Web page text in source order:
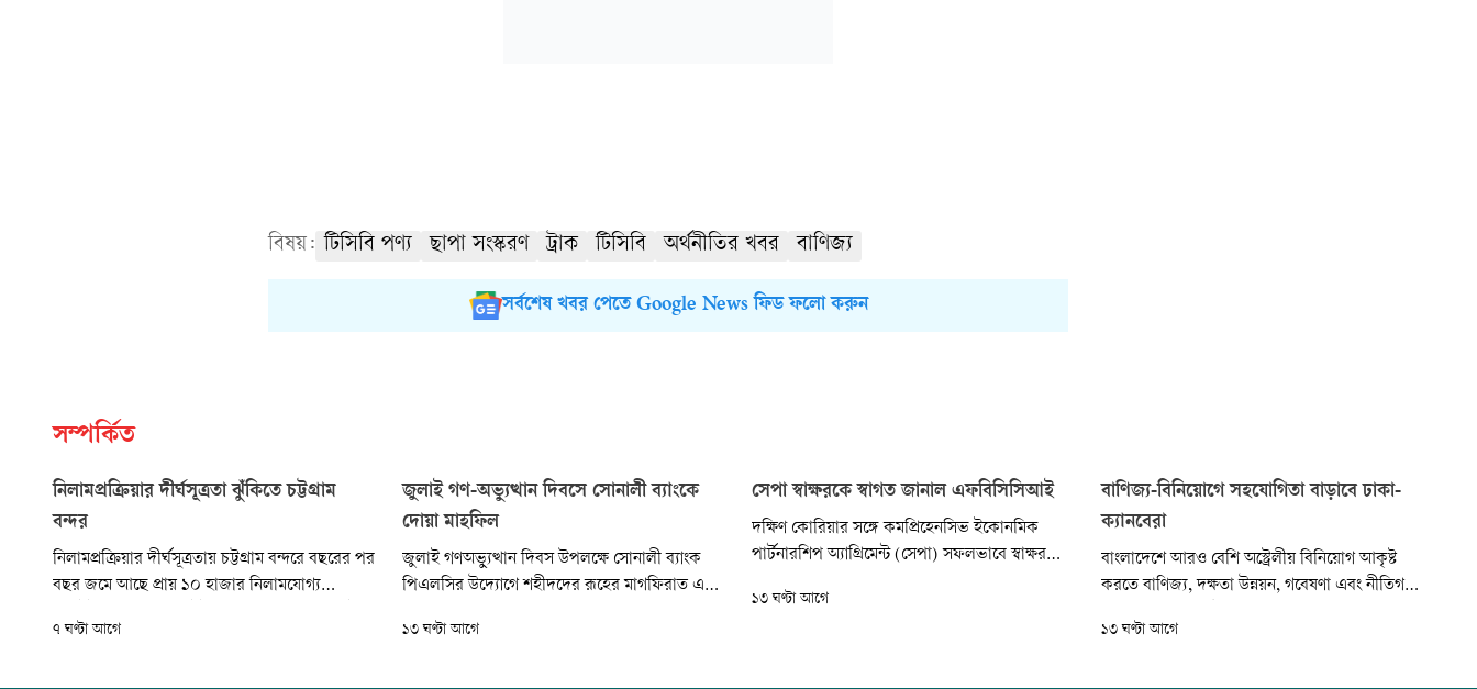
বিষয়: টিসিবি পণ্য ছাপা সংস্করণ ট্রাক টিসিবি অর্থনীতির খবর বাণিজ্য
সর্বশেষ খবর পেতে Google News ফিড ফলো করুন
সম্পর্কিত
নিলামপ্রক্রিয়ার দীর্ঘসূত্রতা ঝুঁকিতে চট্টগ্রাম
বন্দর
নিলামপ্রক্রিয়ার দীর্ঘসূত্রতায় চট্টগ্রাম বন্দরে বছরের পর
বছর জমে আছে প্রায় ১০ হাজার নিলামযোগ্য
ইয়ার্ডের ২২ শতাংশ জায়গা দখল করে থাকায় পণ্য
৭ ঘণ্টা আগে
জুলাই গণ-অভ্যুত্থান দিবসে সোনালী ব্যাংকে
দোয়া মাহফিল
জুলাই গণঅভ্যুত্থান দিবস উপলক্ষে সোনালী ব্যাংক
পিএলসির উদ্যোগে শহীদদের রূহের মাগফিরাত এবং
হয়েছে। আজ বৃহস্পতিবার বাদ জোহর ব্যাংকের প্রধান
১৩ ঘণ্টা আগে
সেপা স্বাক্ষরকে স্বাগত জানাল এফবিসিসিআই
দক্ষিণ কোরিয়ার সঙ্গে কমপ্রিহেনসিভ ইকোনমিক
পার্টনারশিপ অ্যাগ্রিমেন্ট (সেপা) সফলভাবে স্বাক্ষর
শীর্ষ সংগঠন এফবিসিসিআই।
১৩ ঘণ্টা আগে
বাণিজ্য-বিনিয়োগে সহযোগিতা বাড়াবে ঢাকা-
ক্যানবেরা
বাংলাদেশে আরও বেশি অস্ট্রেলীয় বিনিয়োগ আকৃষ্ট
করতে বাণিজ্য, দক্ষতা উন্নয়ন, গবেষণা এবং নীতিগত
একই সঙ্গে শিক্ষা, নবায়নযোগ্য জ্বালানি, কৃষি, খাদ্য
১৩ ঘণ্টা আগে